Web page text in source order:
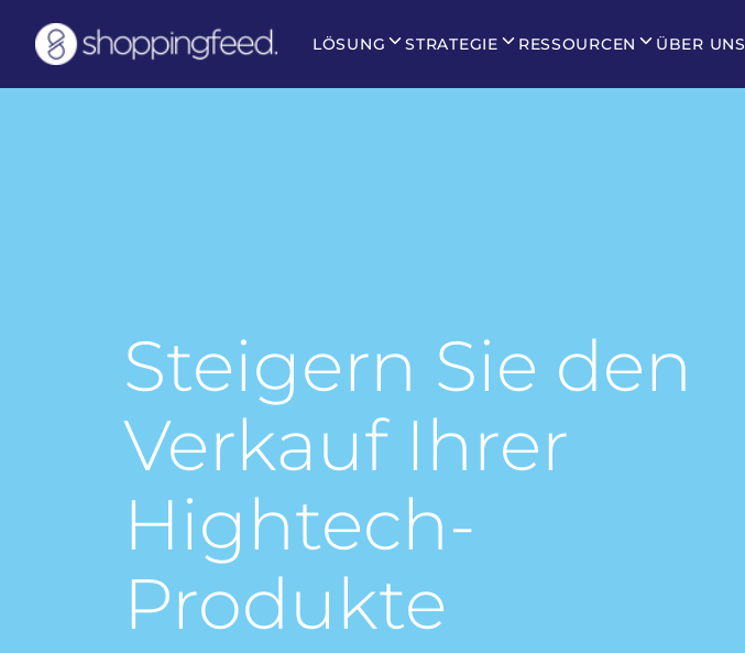
LÖSUNG STRATEGIE RESSOURCEN ÜBER UNS
Steigern Sie den
Verkauf Ihrer
Hightech-
Produkte